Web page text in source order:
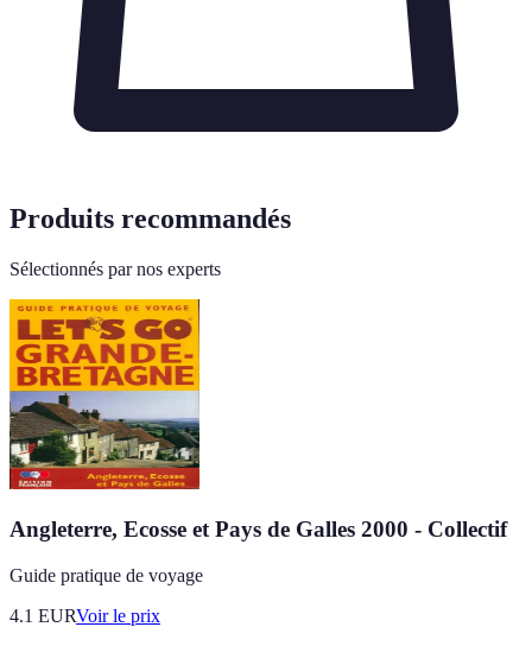
Produits recommandés
Sélectionnés par nos experts
Angleterre, Ecosse et Pays de Galles 2000 - Collectif
Guide pratique de voyage
4.1 EURVoir le prix